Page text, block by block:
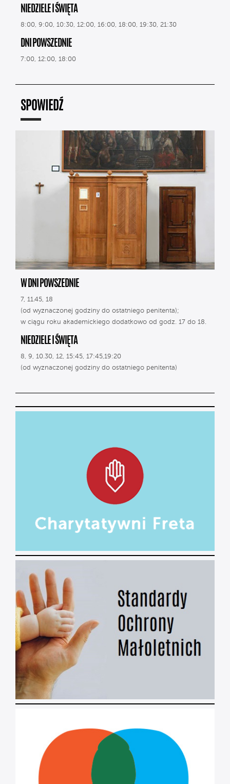
NIEDZIELE I ŚWIĘTA
8:00, 9:00, 10:30, 12:00, 16:00, 18:00, 19:30, 21:30
DNI POWSZEDNIE
7:00, 12:00, 18:00
SPOWIEDŹ
W DNI POWSZEDNIE
7, 11.45, 18
(od wyznaczonej godziny do ostatniego penitenta);
w ciągu roku akademickiego dodatkowo od godz. 17 do 18.
NIEDZIELE I ŚWIĘTA
8, 9, 10.30, 12, 15:45, 17:45,19:20
(od wyznaczonej godziny do ostatniego penitenta)